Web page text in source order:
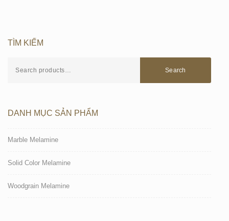
TÌM KIẾM
Search
DANH MỤC SẢN PHẨM
Marble Melamine
Solid Color Melamine
Woodgrain Melamine